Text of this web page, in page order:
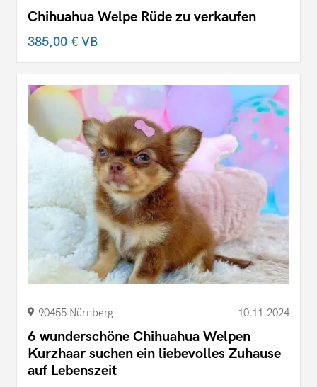
Chihuahua Welpe Rüde zu verkaufen
385,00 €VB
90455 Nürnberg 10.11.2024
6 wunderschöne Chihuahua Welpen
Kurzhaar suchen ein liebevolles Zuhause
auf Lebenszeit